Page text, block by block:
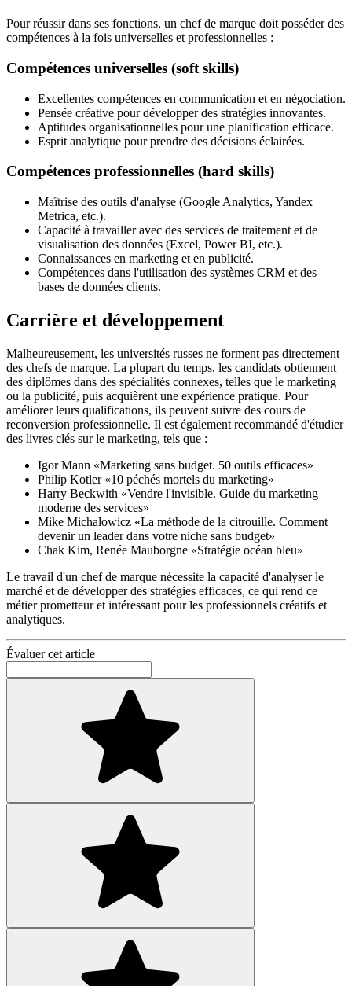
Pour réussir dans ses fonctions, un chef de marque doit posséder des
compétences à la fois universelles et professionnelles :
Compétences universelles (soft skills)
Excellentes compétences en communication et en négociation.
Pensée créative pour développer des stratégies innovantes.
Aptitudes organisationnelles pour une planification efficace.
Esprit analytique pour prendre des décisions éclairées.
Compétences professionnelles (hard skills)
Maîtrise des outils d'analyse (Google Analytics, Yandex
Metrica, etc.).
Capacité à travailler avec des services de traitement et de
visualisation des données (Excel, Power BI, etc.).
Connaissances en marketing et en publicité.
Compétences dans l'utilisation des systèmes CRM et des
bases de données clients.
Carrière et développement
Malheureusement, les universités russes ne forment pas directement
des chefs de marque. La plupart du temps, les candidats obtiennent
des diplômes dans des spécialités connexes, telles que le marketing
ou la publicité, puis acquièrent une expérience pratique. Pour
améliorer leurs qualifications, ils peuvent suivre des cours de
reconversion professionnelle. Il est également recommandé d'étudier
des livres clés sur le marketing, tels que :
Igor Mann «Marketing sans budget. 50 outils efficaces»
Philip Kotler «10 péchés mortels du marketing»
Harry Beckwith «Vendre l'invisible. Guide du marketing
moderne des services»
Mike Michalowicz «La méthode de la citrouille. Comment
devenir un leader dans votre niche sans budget»
Chak Kim, Renée Mauborgne «Stratégie océan bleu»
Le travail d'un chef de marque nécessite la capacité d'analyser le
marché et de développer des stratégies efficaces, ce qui rend ce
métier prometteur et intéressant pour les professionnels créatifs et
analytiques.
Évaluer cet article